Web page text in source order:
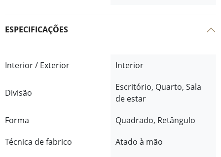
ESPECIFICAÇÕES
Interior / Exterior Interior
Divisão
Escritório, Quarto, Sala
de estar
Forma
Quadrado, Retângulo
Técnica de fabrico
Atado à mão